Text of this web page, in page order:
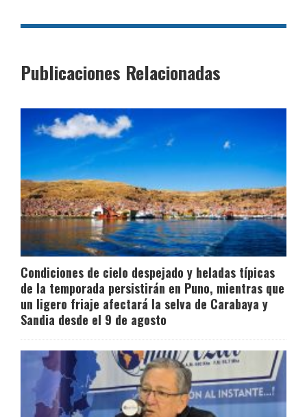
Publicaciones Relacionadas
Condiciones de cielo despejado y heladas típicas
de la temporada persistirán en Puno, mientras que
un ligero friaje afectará la selva de Carabaya y
Sandia desde el 9 de agosto